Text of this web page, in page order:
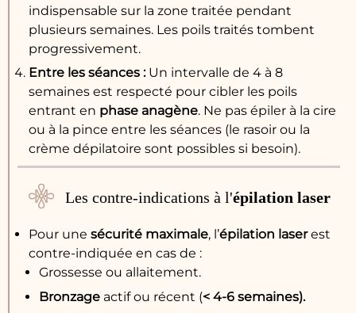
indispensable sur la zone traitée pendant
plusieurs semaines. Les poils traités tombent
progressivement.
Entre les séances :Un intervalle de 4 à 8
semaines est respecté pour cibler les poils
entrant en phase anagène. Ne pas épiler à la cire
ou à la pince entre les séances (le rasoir ou la
crème dépilatoire sont possibles si besoin).
Les contre-indications à l'épilation laser
Pour une sécurité maximale, l’épilation laserest
contre-indiquée en cas de :
Grossesse ou allaitement.
Bronzage actif ou récent (< 4-6 semaines).